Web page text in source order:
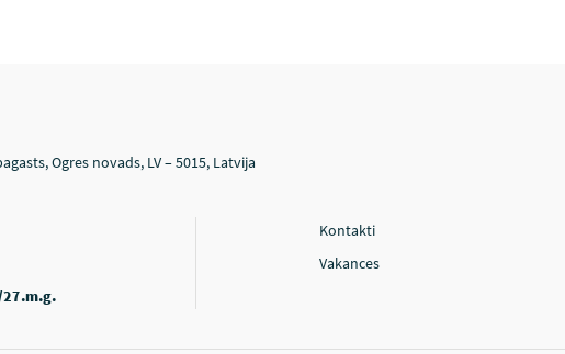
Ogres novads, LV – 5015, Latvija
Kontakti
Vakances